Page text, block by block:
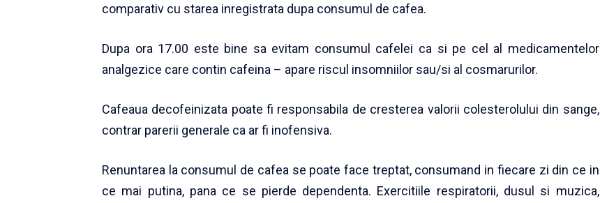
comparativ cu starea inregistrata dupa consumul de cafea.
Dupa ora 17.00 este bine sa evitam consumul cafelei ca si pe cel al medicamentelor
analgezice care contin cafeina – apare riscul insomniilor sau/si al cosmarurilor.
Cafeaua decofeinizata poate fi responsabila de cresterea valorii colesterolului din sange,
contrar parerii generale ca ar fi inofensiva.
Renuntarea la consumul de cafea se poate face treptat, consumand in fiecare zi din ce in
ce mai putina, pana ce se pierde dependenta. Exercitiile respiratorii, dusul si muzica,